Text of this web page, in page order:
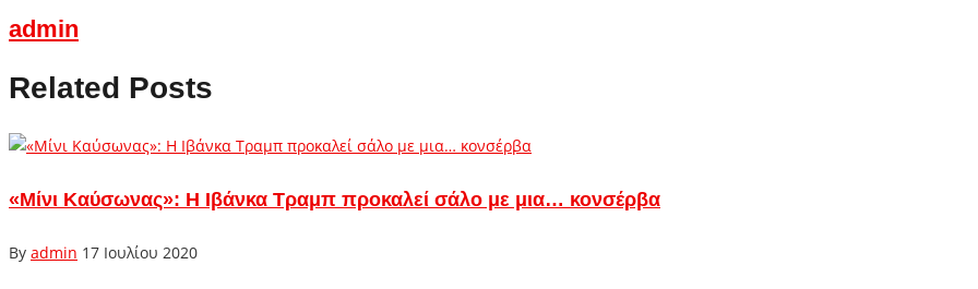
admin
Related Posts
«Μίνι Καύσωνας»: H Ιβάνκα Τραμπ προκαλεί σάλο με μια… κονσέρβα
By admin 17 Ιουλίου 2020